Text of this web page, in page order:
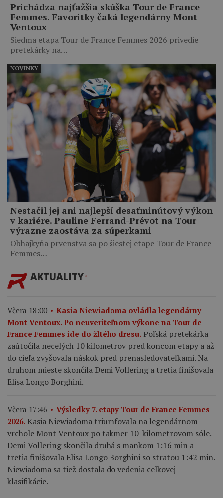
Prichádza najťažšia skúška Tour de France
Femmes. Favoritky čaká legendárny Mont
Ventoux
Siedma etapa Tour de France Femmes 2026 privedie
pretekárky na…
Nestačil jej ani najlepší desaťminútový výkon
v kariére. Pauline Ferrand-Prévot na Tour
výrazne zaostáva za súperkami
Obhajkyňa prvenstva sa po šiestej etape Tour de France
Femmes…
NOVINKY
AKTUALITY
Včera 18:00
Kasia Niewiadoma ovládla legendárny
Mont Ventoux. Po neuveriteľnom výkone na Tour de
France Femmes ide do žltého dresu. Poľská pretekárka
zaútočila necelých 10 kilometrov pred koncom etapy a až
do cieľa zvyšovala náskok pred prenasledovateľkami. Na
druhom mieste skončila Demi Vollering a tretia finišovala
Elisa Longo Borghini.
Včera 17:46
Výsledky 7. etapy Tour de France Femmes
2026. Kasia Niewiadoma triumfovala na legendárnom
vrchole Mont Ventoux po takmer 10-kilometrovom sóle.
Demi Vollering skončila druhá s mankom 1:16 min a
tretia finišovala Elisa Longo Borghini so stratou 1:42 min.
Niewiadoma sa tiež dostala do vedenia celkovej
klasifikácie.